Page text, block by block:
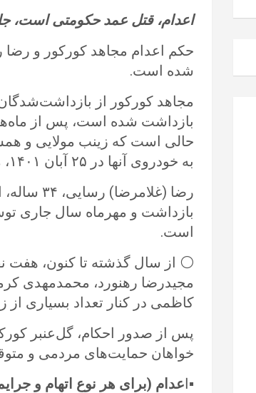
اعدام، قتل عمد حکومتی است،
حکم اعدام مجاهد کورکور و رضا
شده است.
مجاهد کورکور از بازداشت‌شدگان
بازداشت شده است، پس از
حالی است که زینب مولایی و
به خودروی آنها در ۲۵ آبان ۱۴۰۱، ماموران امنیتی بوده‌اند.
رضا
بازداشت و مهرماه سال جاری
است.
⚪️ از سال گذشته تا کنون، هفت
مجیدرضا رهنورد، محمدمهدی
کاظمی در کنار تعداد بسیاری از
پس از صدور احکام، گل‌عنبر
خواهان حمایت‌های مردمی و
▪️اعدام (برای هر نوع اتهام و